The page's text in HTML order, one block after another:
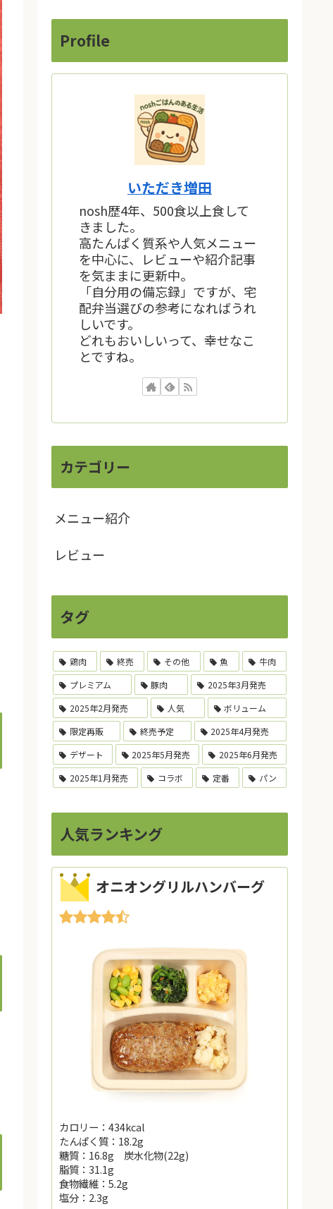
Profile
いただき増田
nosh歴4年、500食以上食して
きました。
高たんぱく質系や人気メニュー
を中心に、レビューや紹介記事
を気ままに更新中。
「自分用の備忘録」ですが、宅
配弁当選びの参考になればうれ
しいです。
どれもおいしいって、幸せなこ
とですね。
カテゴリー
メニュー紹介
レビュー
タグ
鶏肉 終売 その他 魚
牛肉
プレミアム
豚肉
2025年3月発売
2025年2月発売
人気
ボリューム
限定再販
終売予定
2025年4月発売
デザート
2025年5月発売
2025年6月発売
2025年1月発売
コラボ 定番 パン
人気ランキング
オニオングリルハンバーグ
カロリー：434kcal
たんぱく質：18.2g
糖質：16.8g 炭水化物(22g)
脂質：31.1g
食物繊維：5.2g
塩分：2.3g